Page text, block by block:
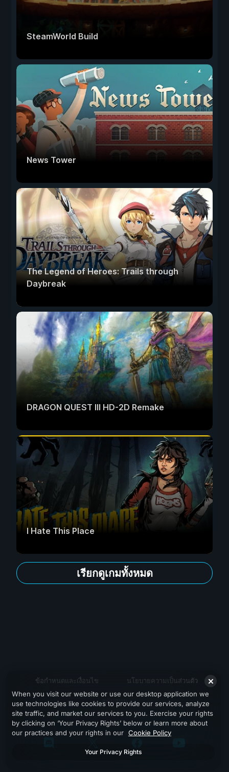
SteamWorld Build
News Tower
The Legend of Heroes: Trails through
Daybreak
DRAGON QUEST III HD-2D Remake
I Hate This Place
เรียกดูเกมทั้งหมด
ข้อกำหนดและเงื่อนไข นโยบายความเป็นส่วนตัว
สนับสนุน
When you visit our website or use our desktop application we
use technologies like cookies to provide our services, analyze
site traffic, and market our services to you. Exercise your rights
by clicking on ‘Your Privacy Rights’ below or learn more about
our practices and your rights in our Cookie Policy
Your Privacy Rights